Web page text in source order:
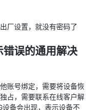
厂设置，就没有密码了
误的通用解决
账号绑定，需要将设备恢
占，需要联系在线客户解
备会出现，表示设备不